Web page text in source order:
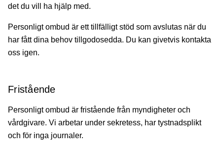
det du vill ha hjälp med.
Personligt ombud är ett tillfälligt stöd som avslutas när du
har fått dina behov tillgodosedda. Du kan givetvis kontakta
oss igen.
Fristående
Personligt ombud är fristående från myndigheter och
vårdgivare. Vi arbetar under sekretess, har tystnadsplikt
och för inga journaler.